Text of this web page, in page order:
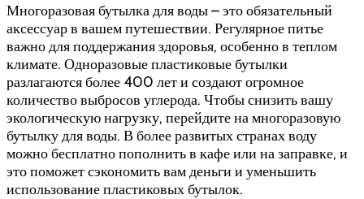
Многоразовая бутылка для воды – это обязательный
аксессуар в вашем путешествии. Регулярное питье
важно для поддержания здоровья, особенно в теплом
климате. Одноразовые пластиковые бутылки
разлагаются более 400 лет и создают огромное
количество выбросов углерода. Чтобы снизить вашу
экологическую нагрузку, перейдите на многоразовую
бутылку для воды. В более развитых странах воду
можно бесплатно пополнить в кафе или на заправке, и
это поможет сэкономить вам деньги и уменьшить
использование пластиковых бутылок.